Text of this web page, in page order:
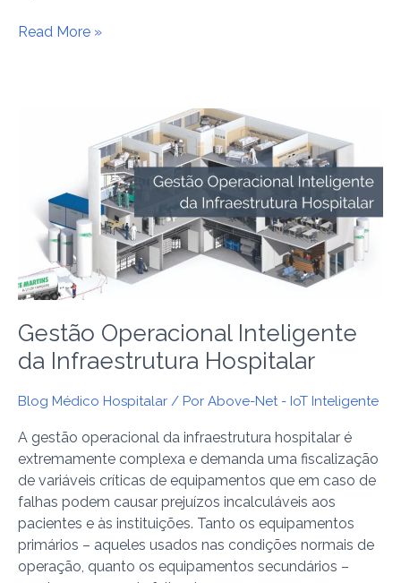
Read More »
Gestão Operacional Inteligente
da Infraestrutura Hospitalar
Blog Médico Hospitalar / Por Above-Net - IoT Inteligente
A gestão operacional da infraestrutura hospitalar é
extremamente complexa e demanda uma fiscalização
de variáveis críticas de equipamentos que em caso de
falhas podem causar prejuízos incalculáveis aos
pacientes e às instituições. Tanto os equipamentos
primários – aqueles usados nas condições normais de
operação, quanto os equipamentos secundários –
Infraestrutura
Hospitalar